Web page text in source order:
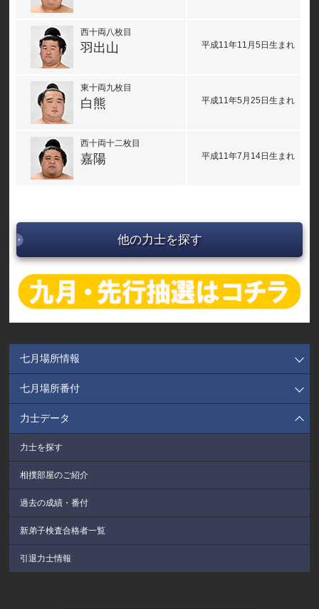
西十両八枚目
羽出山 平成11年11月5日生まれ
東十両九枚目
白熊 平成11年5月25日生まれ
西十両十二枚目
嘉陽 平成11年7月14日生まれ
他の力士を探す
七月場所情報
七月場所番付
力士データ
力士を探す
相撲部屋のご紹介
過去の成績・番付
新弟子検査合格者一覧
引退力士情報